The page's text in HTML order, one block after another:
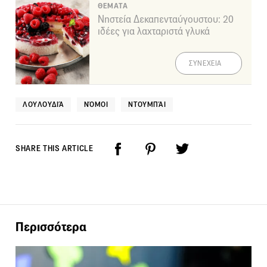
ΘΕΜΑΤΑ
Νηστεία Δεκαπενταύγουστου: 20
ιδέες για λαχταριστά γλυκά
ΣΥΝΕΧΕΙΑ
ΛΟΥΛΟΥΔΙΆ ΝΌΜΟΙ ΝΤΟΥΜΠΆΙ
SHARE THIS ARTICLE
Περισσότερα